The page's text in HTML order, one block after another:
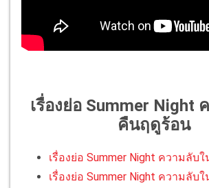
เรื่องย่อ Summer Night
คืนฤดูร้อน
เรื่องย่อ Summer Night ความลับ
เรื่องย่อ Summer Night ความลับ